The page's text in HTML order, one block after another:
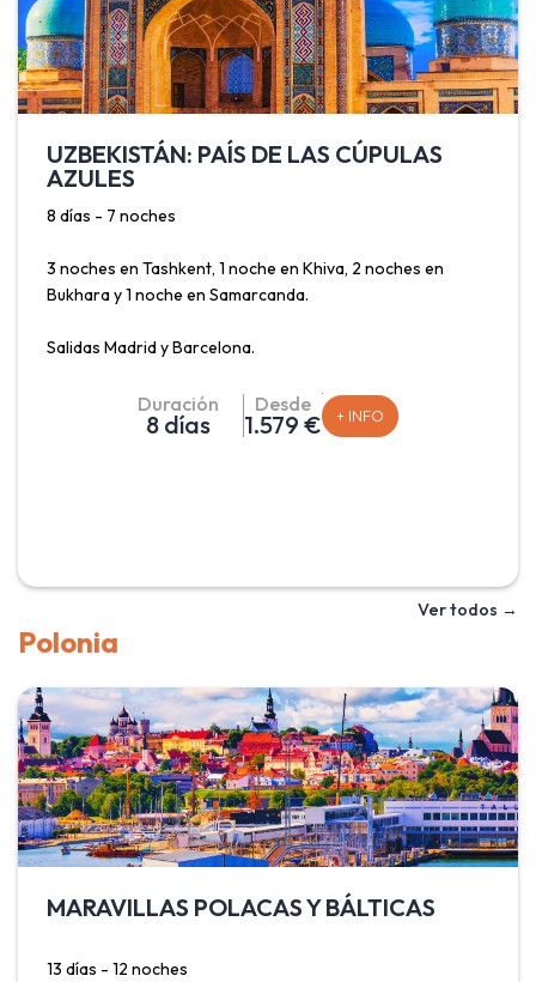
UZBEKISTÁN: PAÍS DE LAS CÚPULAS
AZULES
8 días - 7 noches
3 noches en Tashkent, 1 noche en Khiva, 2 noches en
Bukhara y 1 noche en Samarcanda.
Salidas Madrid y Barcelona.
Este viaje permite conocer Uzbekistán, conocido como el
país de las cúpulas azules debido a que el turquesa y el azul
Minor o la mezquita de Juma; Bukhara, con sus antiguas
mezquital y sus coloridos mercados y Samarcanda, que
destaca por su belleza y punto culminante de la antigua
Duración
8 días
Desde
1.579 € + INFO
Ver todos →
Polonia
MARAVILLAS POLACAS Y BÁLTICAS
13 días - 12 noches